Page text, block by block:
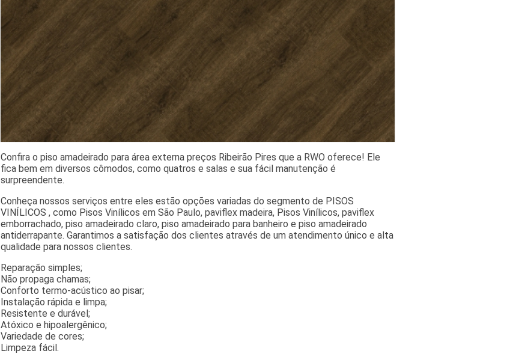
Confira o piso amadeirado para área externa preços Ribeirão Pires que a RWO oferece! Ele
fica bem em diversos cômodos, como quatros e salas e sua fácil manutenção é
surpreendente.
Conheça nossos serviços entre eles estão opções variadas do segmento de PISOS
VINÍLICOS , como Pisos Vinílicos em São Paulo, paviflex madeira, Pisos Vinílicos, paviflex
emborrachado, piso amadeirado claro, piso amadeirado para banheiro e piso amadeirado
antiderrapante. Garantimos a satisfação dos clientes através de um atendimento único e alta
qualidade para nossos clientes.
Reparação simples;
Não propaga chamas;
Conforto termo-acústico ao pisar;
Instalação rápida e limpa;
Resistente e durável;
Atóxico e hipoalergênico;
Variedade de cores;
Limpeza fácil.